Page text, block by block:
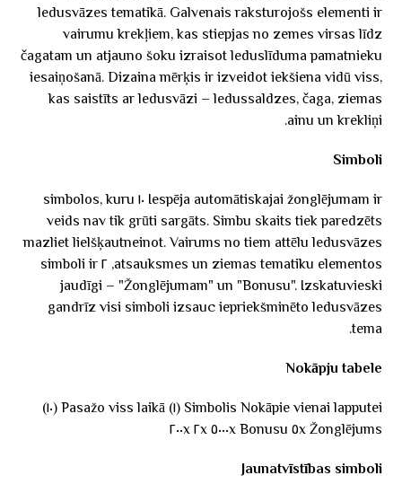
ledusvāzes tematikā. Galvenais raksturojošs elementi ir
vairumu krekļiem, kas stiepjas no zemes virsas līdz
čagatam un atjauno šoku izraisot leduslīduma pamatnieku
iesaiņošanā. Dizaina mērķis ir izveidot iekšiena vidū viss,
kas saistīts ar ledusvāzi – ledussaldzes, čaga, ziemas
ainu un krekliņi.
Simboli
Iespēja automātiskajai žonglējumam ir ١٠ simbolos, kuru
veids nav tik grūti sargāts. Simbu skaits tiek paredzēts
mazliet lielšķautneinot. Vairums no tiem attēlu ledusvāzes
atsauksmes un ziemas tematiku elementos, ٢ simboli ir
jaudīgi – "Žonglējumam" un "Bonusu". Izskatuvieski
gandrīz visi simboli izsauc iepriekšminēto ledusvāzes
tema.
Nokāpju tabele
Simbolis Nokāpie vienai lapputei (١) Pasažo viss laikā (١٠)
Žonglējums ٥x ٥٠٠٠x Bonusu ٢x ٢٠٠x
Jaunatvīstības simboli